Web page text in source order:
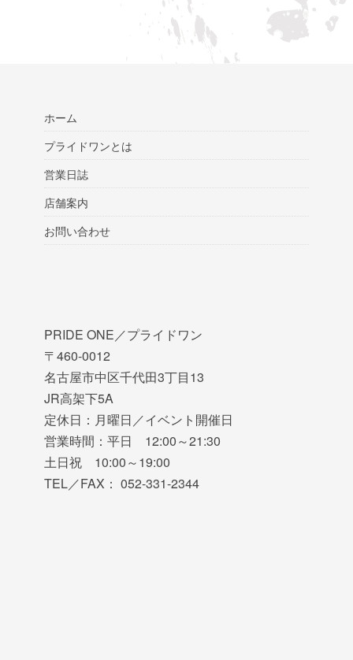
ホーム
プライドワンとは
営業日誌
店舗案内
お問い合わせ
PRIDE ONE／プライドワン
〒460-0012
名古屋市中区千代田3丁目13
JR高架下5A
定休日：月曜日／イベント開催日
営業時間：平日 12:00～21:30
土日祝 10:00～19:00
TEL／FAX： 052-331-2344